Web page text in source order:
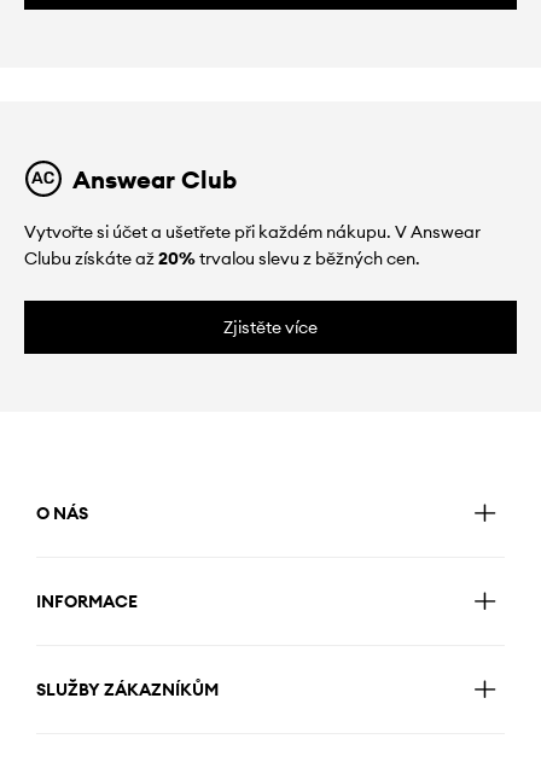
Answear Club
Vytvořte si účet a ušetřete při každém nákupu. V Answear
Clubu získáte až20%trvalou slevu z běžných cen.
Zjistěte více
O NÁS
INFORMACE
SLUŽBY ZÁKAZNÍKŮM